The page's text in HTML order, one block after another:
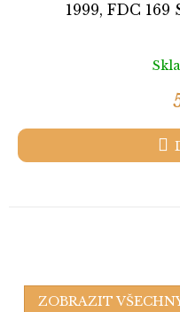
1999, FDC
ZOBRAZIT